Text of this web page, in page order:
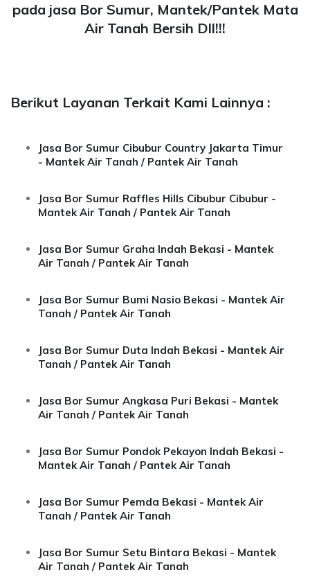
pada jasa Bor Sumur, Mantek/Pantek Mata
Air Tanah Bersih Dll!!!
Berikut Layanan Terkait Kami Lainnya :
Jasa Bor Sumur Cibubur Country Jakarta Timur
- Mantek Air Tanah / Pantek Air Tanah
Jasa Bor Sumur Raffles Hills Cibubur Cibubur -
Mantek Air Tanah / Pantek Air Tanah
Jasa Bor Sumur Graha Indah Bekasi - Mantek
Air Tanah / Pantek Air Tanah
Jasa Bor Sumur Bumi Nasio Bekasi - Mantek Air
Tanah / Pantek Air Tanah
Jasa Bor Sumur Duta Indah Bekasi - Mantek Air
Tanah / Pantek Air Tanah
Jasa Bor Sumur Angkasa Puri Bekasi - Mantek
Air Tanah / Pantek Air Tanah
Jasa Bor Sumur Pondok Pekayon Indah Bekasi -
Mantek Air Tanah / Pantek Air Tanah
Jasa Bor Sumur Pemda Bekasi - Mantek Air
Tanah / Pantek Air Tanah
Jasa Bor Sumur Setu Bintara Bekasi - Mantek
Air Tanah / Pantek Air Tanah